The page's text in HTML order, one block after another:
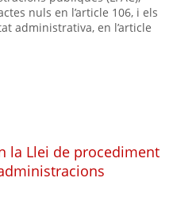
nuls en l’article 106, i els
administrativa, en l’article
la Llei de procediment